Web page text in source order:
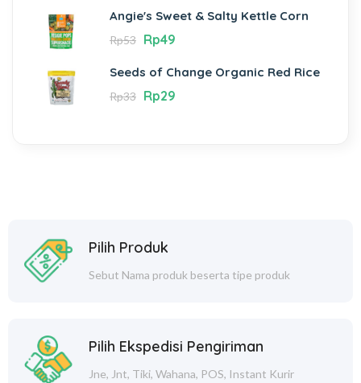
Angie's Sweet & Salty Kettle Corn
Rp53 Rp49
Seeds of Change Organic Red Rice
Rp33 Rp29
Pilih Produk
Sebut Nama produk beserta tipe produk
Pilih Ekspedisi Pengiriman
Jne, Jnt, Tiki, Wahana, POS, Instant Kurir